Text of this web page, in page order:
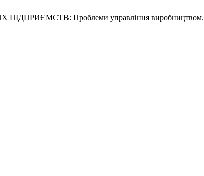
Проблеми управління виробництвом.